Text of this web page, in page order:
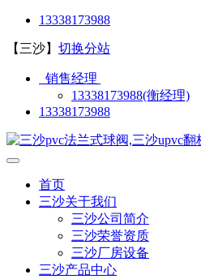
13338173988
【三沙】 切换分站
销售经理
13338173988(衡经理)
13338173988
首页
三沙关于我们
三沙公司简介
三沙荣誉资质
三沙厂房设备
三沙产品中心